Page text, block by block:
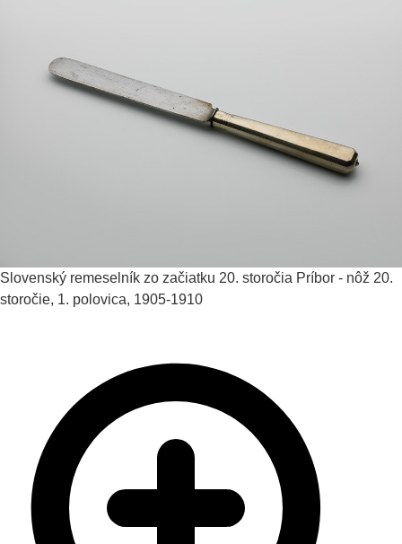
Slovenský remeselník zo začiatku 20. storočia Príbor - nôž 20.
storočie, 1. polovica, 1905-1910